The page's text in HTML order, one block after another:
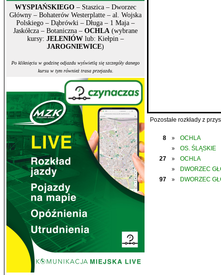
WYSPIAŃSKIEGO – Staszica – Dworzec
Główny – Bohaterów Westerplatte – al. Wojska
Polskiego – Dąbrówki – Długa – 1 Maja –
Jaskółcza – Botaniczna – OCHLA (wybrane
kursy: JELENIÓW lub: Kiełpin –
JAROGNIEWICE)
Po kliknięciu w godzinę odjazdu wyświetlą się szczegóły danego
kursu w tym również trasa przejazdu.
Pozostałe rozkłady z
8 » OCHLA
»
OS. ŚLĄSKIE
27
» OCHLA
»
DWORZEC
97
» DWORZEC